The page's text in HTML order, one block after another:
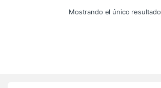
Mostrando el único resultado